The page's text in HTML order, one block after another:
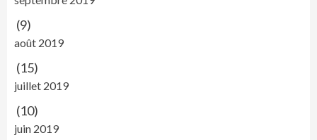
(9)
août 2019
(15)
juillet 2019
(10)
juin 2019